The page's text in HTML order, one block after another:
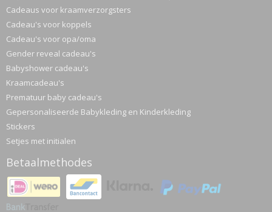
Cadeaus voor kraamverzorgsters
Cadeau's voor koppels
Cadeau's voor opa/oma
Gender reveal cadeau's
Babyshower cadeau's
Kraamcadeau's
Prematuur baby cadeau's
Gepersonaliseerde Babykleding en Kinderkleding
Stickers
Setjes met initialen
Betaalmethodes